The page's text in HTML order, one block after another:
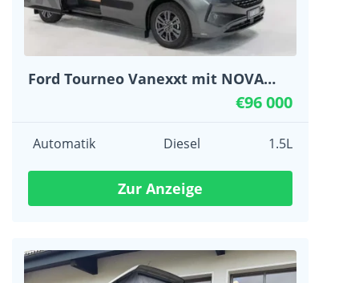
Ford Tourneo Vanexxt mit NOVA
Allrad Automatik 8 Gang Titanium
€96 000
Automatik Diesel 1.5L
Zur Anzeige